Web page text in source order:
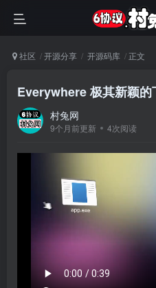
社区 开源分享 开源码库 正文
Everywhere 极其新颖
村兔网
9个月前更新 4次阅读